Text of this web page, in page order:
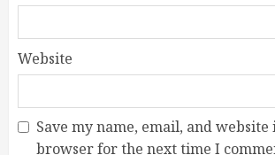
Website
Save my name, email, and website
browser for the next time I